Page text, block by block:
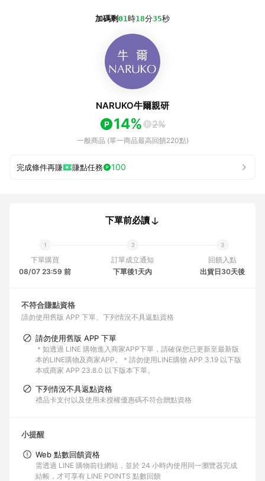
加碼剩01時18分35秒
NARUKO牛爾親研
14% 2%
一般商品 (單一商品最高回饋220點)
完成條件再賺 賺點任務 100
下單前必讀
下單購買
08/07 23:59 前
訂單成立通知
下單後1天內
回饋入點
出貨日30天後
不符合賺點資格
請勿使用舊版 APP 下單 下列情況不具返點資格
請勿使用舊版 APP 下單
＊如透過 LINE 購物進入商家APP下單，請確保您已更新至最新版
本的LINE購物及商家APP。＊請勿使用LINE購物 APP 3.19 以下版
本或商家 APP 23.8.0 以下版本下單。
下列情況不具返點資格
禮品卡支付以及使用未授權優惠碼不符合贈點資格
小提醒
Web 點數回饋資格
需透過 LINE 購物前往網站，並於 24 小時內使用同一瀏覽器完成
結帳，才可享有 LINE POINTS 點數回饋